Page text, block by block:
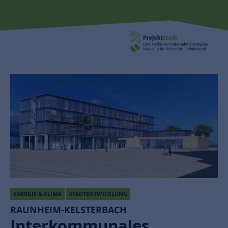
ENERGIE & KLIMA STADTENTWICKLUNG
RAUNHEIM-KELSTERBACH